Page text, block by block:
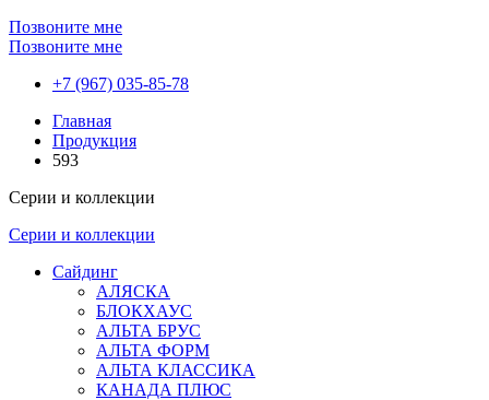
Позвоните мне
Позвоните мне
+7 (967) 035-85-78
Главная
Продукция
593
Серии и коллекции
Серии и коллекции
Сайдинг
АЛЯСКА
БЛОКХАУС
АЛЬТА БРУС
АЛЬТА ФОРМ
АЛЬТА КЛАССИКА
КАНАДА ПЛЮС